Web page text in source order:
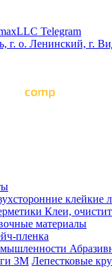
Telegram
г. о. Ленинский, г.
клейкие
Клеи,
материалы
пленка
3М Лепестковые